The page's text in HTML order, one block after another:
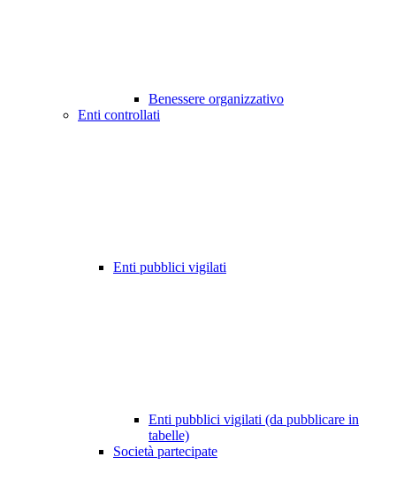
Benessere organizzativo
Enti controllati
Enti pubblici vigilati
Enti pubblici vigilati (da pubblicare in
tabelle)
Società partecipate